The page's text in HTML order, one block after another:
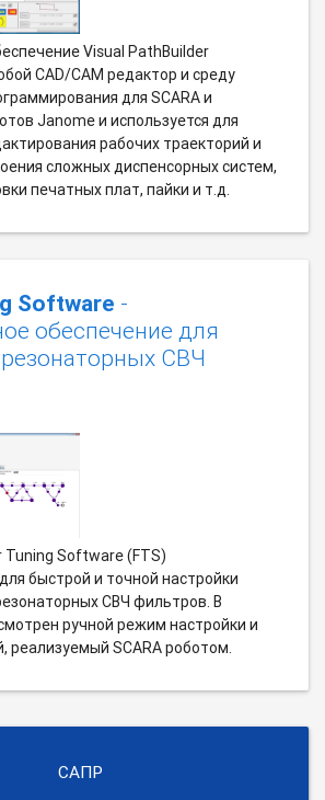
Visual PathBuilder
CAD/CAM редактор и среду
для SCARA и
Janome и используется для
рабочих траекторий и
сложных диспенсорных систем,
печатных плат, пайки и т.д.
Software -
обеспечение для
СВЧ
Tuning Software (FTS)
быстрой и точной настройки
СВЧ фильтров. В
ручной режим настройки и
реализуемый SCARA роботом.
САПР